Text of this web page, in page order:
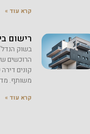
קרא עוד »
רישום
בשוק
הרוכשים
קונים
משותף.
קרא עוד »